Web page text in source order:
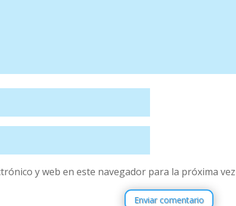
y web en este navegador para la próxima
Enviar comentario